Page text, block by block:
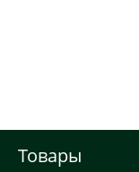
Товары